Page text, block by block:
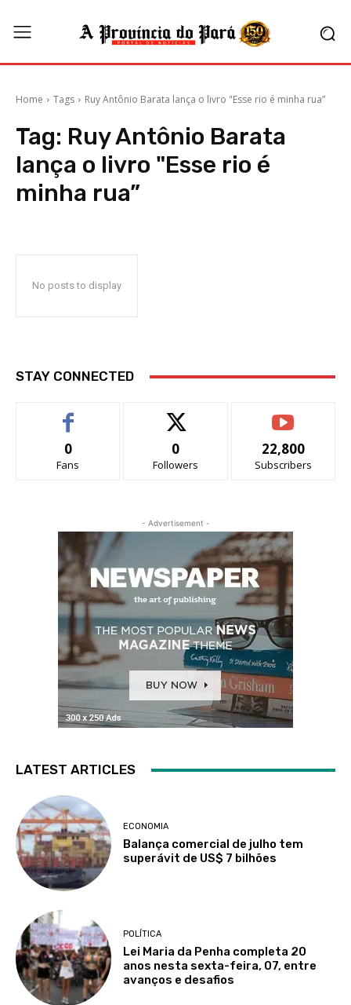
Home Tags Ruy Antônio Barata lança o livro "Esse rio é minha rua”
Tag: Ruy Antônio Barata
lança o livro "Esse rio é
minha rua”
No posts to display
STAY CONNECTED
0
Fans
0
Followers
22,800
Subscribers
- Advertisement -
LATEST ARTICLES
ECONOMIA
Balança comercial de julho tem
superávit de US$ 7 bilhões
POLÍTICA
Lei Maria da Penha completa 20
anos nesta sexta-feira, 07, entre
avanços e desafios